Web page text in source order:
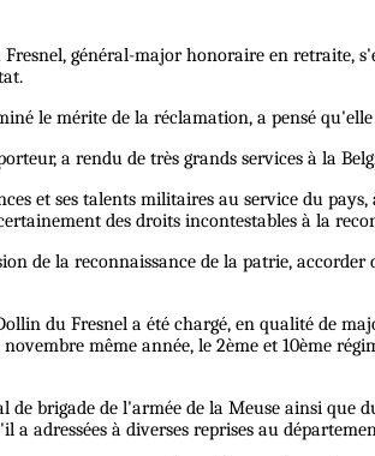
général-major honoraire en retraite,
le mérite de la réclamation, a pensé
a rendu de très grands services à la
et ses talents militaires au service du
des droits incontestables à la
de la reconnaissance de la patrie,
du Fresnel a été chargé, en qualité de
même année, le 2ème et 10ème
de brigade de l'armée de la Meuse ainsi
adressées à diverses reprises au